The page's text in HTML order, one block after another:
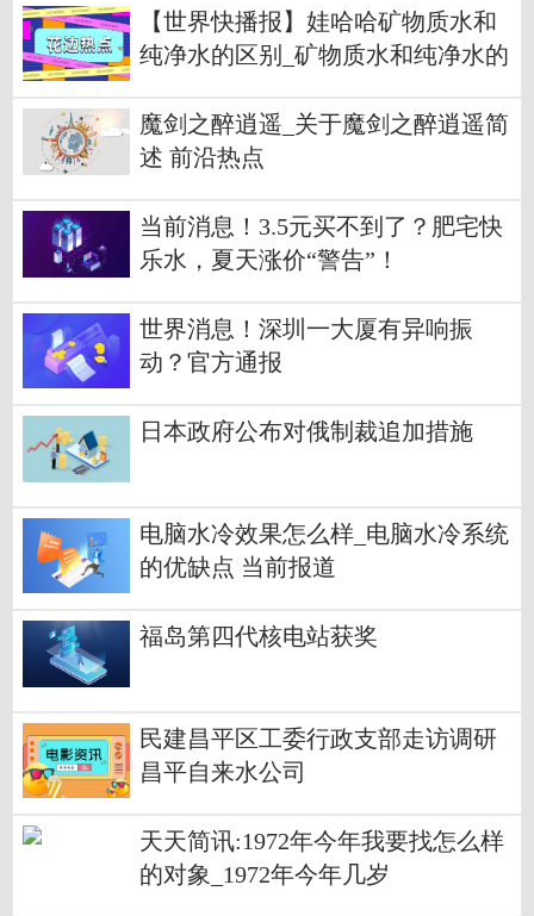
【世界快播报】娃哈哈矿物质水和
纯净水的区别_矿物质水和纯净水的
魔剑之醉逍遥_关于魔剑之醉逍遥简
述 前沿热点
当前消息！3.5元买不到了？肥宅快
乐水，夏天涨价“警告”！
世界消息！深圳一大厦有异响振
动？官方通报
日本政府公布对俄制裁追加措施
电脑水冷效果怎么样_电脑水冷系统
的优缺点 当前报道
福岛第四代核电站获奖
民建昌平区工委行政支部走访调研
昌平自来水公司
天天简讯:1972年今年我要找怎么样
的对象_1972年今年几岁